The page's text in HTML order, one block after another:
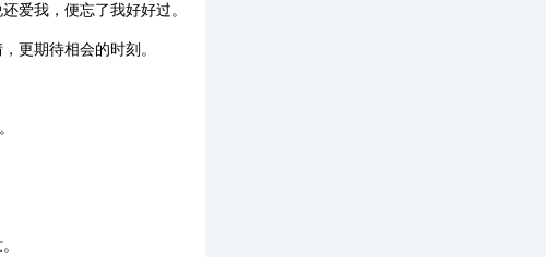
爱我，便忘了我好好过。
更期待相会的时刻。